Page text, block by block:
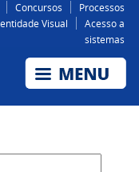
Concursos
Processos
Visual
Acesso a
sistemas